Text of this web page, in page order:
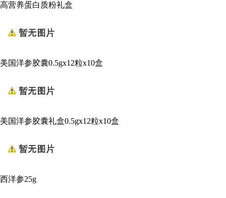
高营养蛋白质粉礼盒
美国洋参胶囊0.5gx12粒x10盒
美国洋参胶囊礼盒0.5gx12粒x10盒
西洋参25g